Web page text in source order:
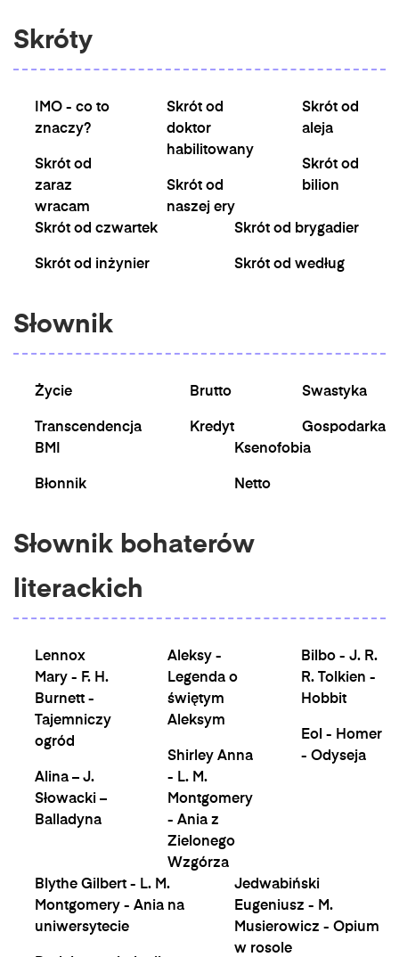
Skróty
IMO - co to
znaczy?
Skrót od
zaraz
wracam
Skrót od
doktor
habilitowany
Skrót od
naszej ery
Skrót od
aleja
Skrót od
bilion
Skrót od czwartek
Skrót od inżynier
Skrót od brygadier
Skrót od według
Słownik
Życie
Transcendencja
Brutto
Kredyt
Swastyka
Gospodarka
BMI
Błonnik
Ksenofobia
Netto
Słownik bohaterów
literackich
Lennox
Mary - F. H.
Burnett -
Tajemniczy
ogród
Alina – J.
Słowacki –
Balladyna
Aleksy -
Legenda o
świętym
Aleksym
Shirley Anna
- L. M.
Montgomery
- Ania z
Zielonego
Wzgórza
Bilbo - J. R.
R. Tolkien -
Hobbit
Eol - Homer
- Odyseja
Blythe Gilbert - L. M.
Montgomery - Ania na
uniwersytecie
Jedwabiński
Eugeniusz - M.
Musierowicz - Opium
w rosole